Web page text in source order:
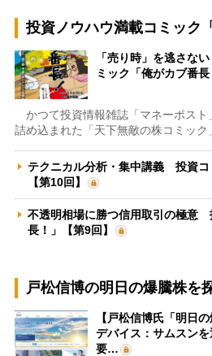
投資ノウハウ満載コミック
「売り時」を逃さな
ミック「俺がカブ番長
かつて投資情報雑誌「マネーポスト
詰め込まれた「天下無敵の株コミック
テクニカル分析・集中講義 投資コ
【第10回】
不透明相場に勝つ信用取引の極意
長！」【第9回】
戸松信博の明日の爆騰株を
【戸松信博氏「明日
デバイス：サムスン
要…